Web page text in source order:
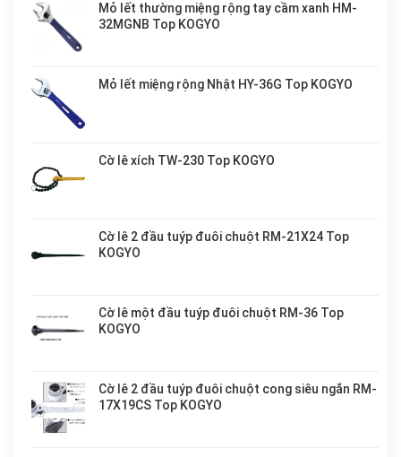
Mỏ lết thường miệng rộng tay cầm xanh HM-
32MGNB Top KOGYO
Mỏ lết miệng rộng Nhật HY-36G Top KOGYO
Cờ lê xích TW-230 Top KOGYO
Cờ lê 2 đầu tuýp đuôi chuột RM-21X24 Top
KOGYO
Cờ lê một đầu tuýp đuôi chuột RM-36 Top
KOGYO
Cờ lê 2 đầu tuýp đuôi chuột cong siêu ngắn RM-
17X19CS Top KOGYO